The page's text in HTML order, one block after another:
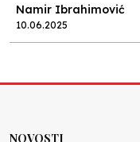
Namir Ibrahimović
10.06.2025
NOVOSTI